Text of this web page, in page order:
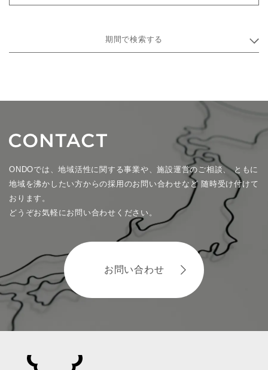
期間で検索する
ONDOでは、地域活性に関する事業や、施設運営のご相談、ともに
地域を沸かしたい方からの採用のお問い合わせなど 随時受け付けて
おります。
どうぞお気軽にお問い合わせください。
お問い合わせ